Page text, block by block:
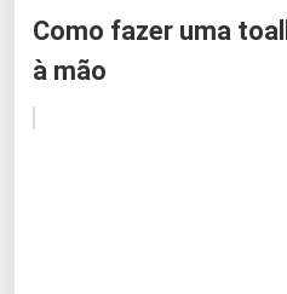
Como fazer uma
à mão